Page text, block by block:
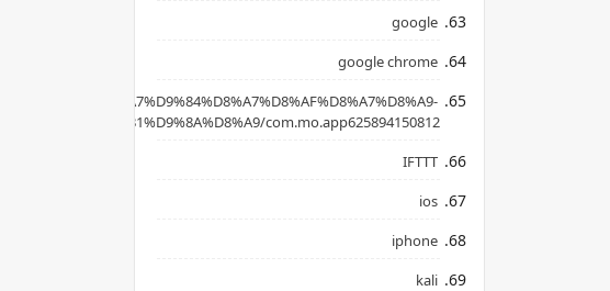
google
google chrome
ar/%D8%A7%D9%84%D8%A7%D8%AF%D8%A7%D8%A9-
com.mo.app625894150812
IFTTT
ios
iphone
kali